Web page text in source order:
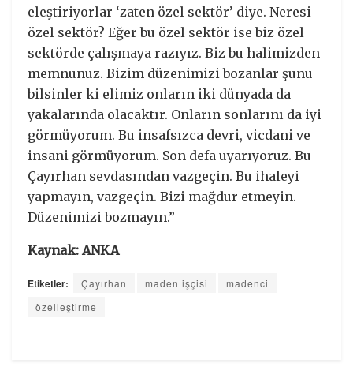
eleştiriyorlar ‘zaten özel sektör’ diye. Neresi
özel sektör? Eğer bu özel sektör ise biz özel
sektörde çalışmaya razıyız. Biz bu halimizden
memnunuz. Bizim düzenimizi bozanlar şunu
bilsinler ki elimiz onların iki dünyada da
yakalarında olacaktır. Onların sonlarını da iyi
görmüyorum. Bu insafsızca devri, vicdani ve
insani görmüyorum. Son defa uyarıyoruz. Bu
Çayırhan sevdasından vazgeçin. Bu ihaleyi
yapmayın, vazgeçin. Bizi mağdur etmeyin.
Düzenimizi bozmayın.”
Kaynak: ANKA
Etiketler: Çayırhan maden işçisi
madenci
özelleştirme